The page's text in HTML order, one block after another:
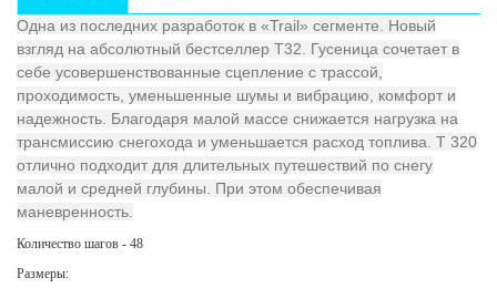
Одна из последних разработок в «Trail» сегменте. Новый
взгляд на абсолютный бестселлер T32. Гусеница сочетает в
себе усовершенствованные сцепление с трассой,
проходимость, уменьшенные шумы и вибрацию, комфорт и
надежность. Благодаря малой массе снижается нагрузка на
трансмиссию снегохода и уменьшается расход топлива. Т 320
отлично подходит для длительных путешествий по снегу
малой и средней глубины. При этом обеспечивая
маневренность.
Количество шагов - 48
Размеры: